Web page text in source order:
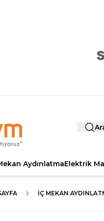
AydınlatmaElektrik
İÇ MEKAN